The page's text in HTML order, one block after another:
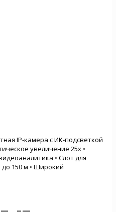
IP-камера с ИК-подсветкой
увеличение 25х •
• Слот для
до 150 м • Широкий